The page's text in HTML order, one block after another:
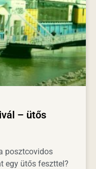
– ütős
posztcovidos
egy ütős feszttel?